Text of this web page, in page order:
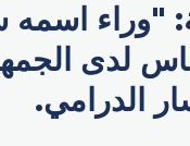
"وراء
لدى
الدرامي.